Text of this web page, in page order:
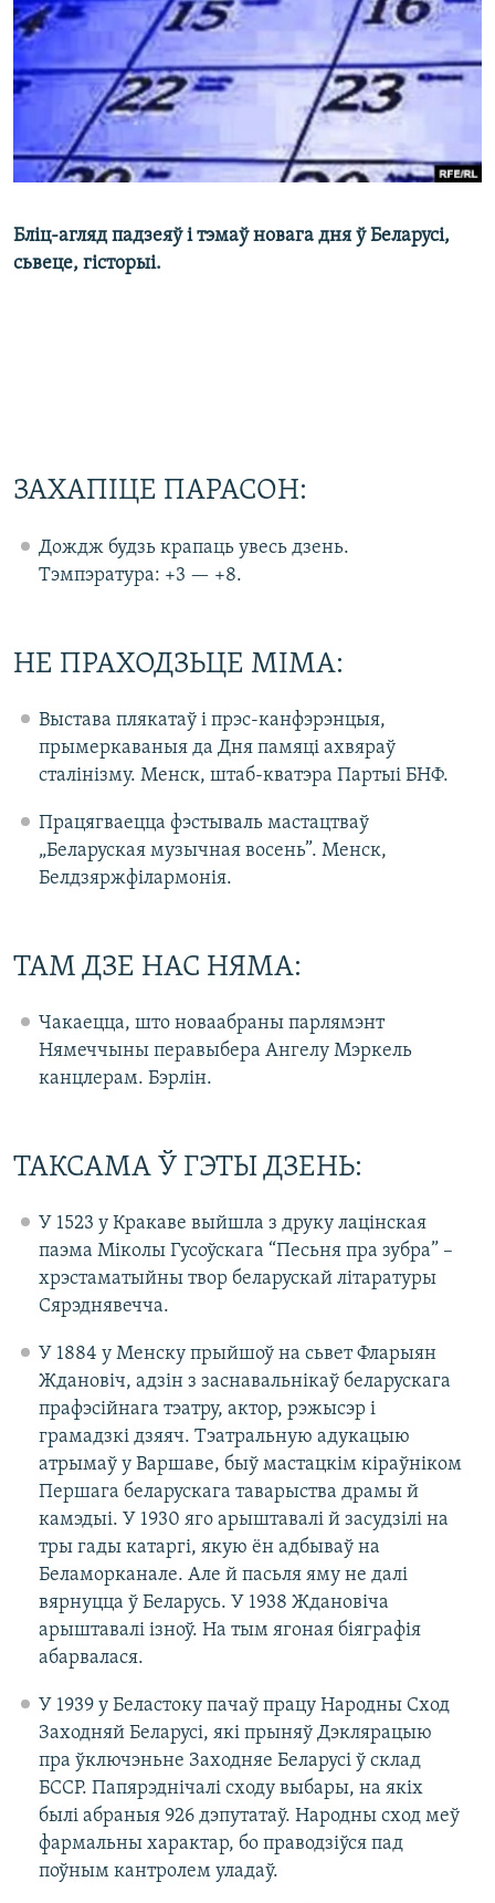
КУЛЬТУРА
МОВА
НА ХВАЛЯХ СВАБОДЫ
Бліц-агляд падзеяў і тэмаў новага дня ў Беларусі,
сьвеце, гісторыі.
ЗАХАПІЦЕ ПАРАСОН:
Дождж будзь крапаць увесь дзень.
Тэмпэратура: +3 — +8.
НЕ ПРАХОДЗЬЦЕ МІМА:
Выстава плякатаў і прэс-канфэрэнцыя,
прымеркаваныя да Дня памяці ахвяраў
сталінізму. Менск, штаб-кватэра Партыі БНФ.
Працягваецца фэстываль мастацтваў
„Беларуская музычная восень”. Менск,
Белдзяржфілармонія.
ТАМ ДЗЕ НАС НЯМА:
Чакаецца, што новаабраны парлямэнт
Нямеччыны перавыбера Ангелу Мэркель
канцлерам. Бэрлін.
ТАКСАМА Ў ГЭТЫ ДЗЕНЬ:
У 1523 у Кракаве выйшла з друку лацінская
паэма Міколы Гусоўскага “Песьня пра зубра” –
хрэстаматыйны твор беларускай літаратуры
Сярэднявечча.
У 1884 у Менску прыйшоў на сьвет Фларыян
Ждановіч, адзін з заснавальнікаў беларускага
прафэсійнага тэатру, актор, рэжысэр і
грамадзкі дзяяч. Тэатральную адукацыю
атрымаў у Варшаве, быў мастацкім кіраўніком
Першага беларускага таварыства драмы й
камэдыі. У 1930 яго арыштавалі й засудзілі на
тры гады катаргі, якую ён адбываў на
Беламорканале. Але й пасьля яму не далі
вярнуцца ў Беларусь. У 1938 Ждановіча
арыштавалі ізноў. На тым ягоная біяграфія
абарвалася.
У 1939 у Беластоку пачаў працу Народны Сход
Заходняй Беларусі, які прыняў Дэклярацыю
пра ўключэньне Заходняе Беларусі ў склад
БССР. Папярэднічалі сходу выбары, на якіх
былі абраныя 926 дэпутатаў. Народны сход меў
фармальны характар, бо праводзіўся пад
поўным кантролем уладаў.